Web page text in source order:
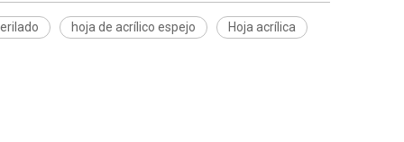
hoja de acrílico espejo Hoja acrílica